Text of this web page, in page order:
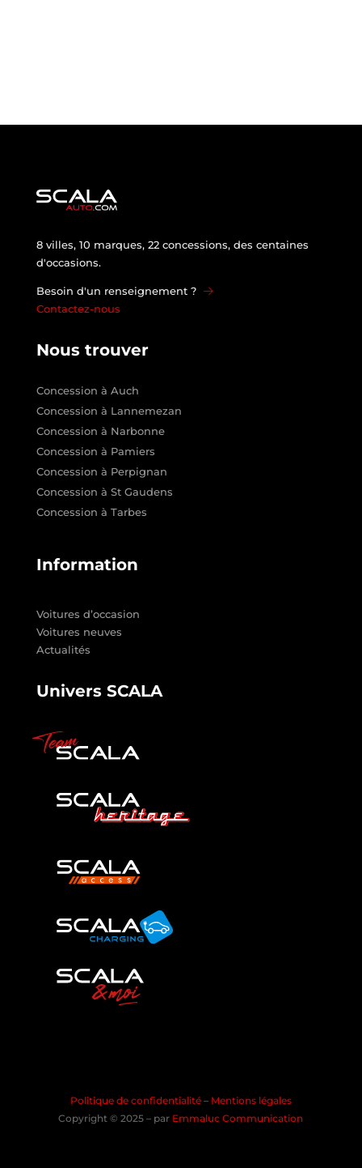
8 villes, 10 marques, 22 concessions, des centaines
d'occasions.
Besoin d'un renseignement ?
Contactez-nous
Nous trouver
Concession à Auch
Concession à Lannemezan
Concession à Narbonne
Concession à Pamiers
Concession à Perpignan
Concession à St Gaudens
Concession à Tarbes
Information
Voitures d’occasion
Voitures neuves
Actualités
Univers SCALA
Politique de confidentialité – Mentions légales
Copyright © 2025 – par Emmaluc Communication